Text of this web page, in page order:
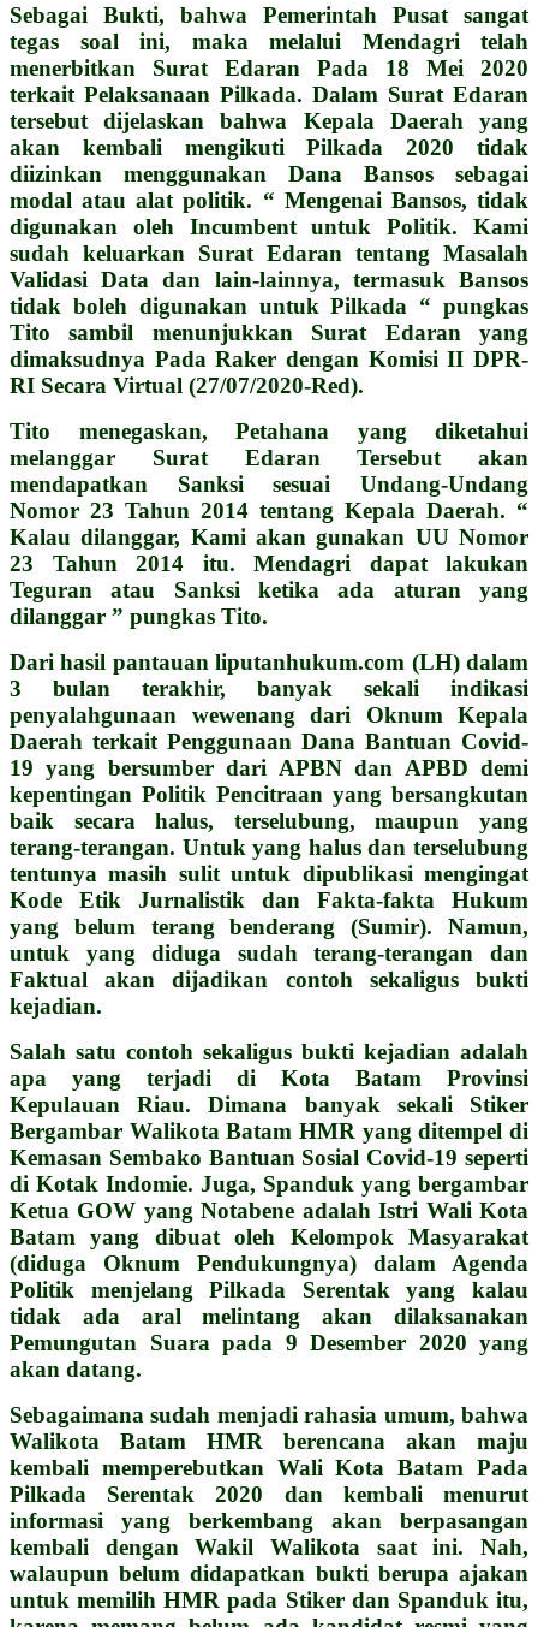
Sebagai Bukti, bahwa Pemerintah Pusat sangat
tegas soal ini, maka melalui Mendagri telah
menerbitkan Surat Edaran Pada 18 Mei 2020
terkait Pelaksanaan Pilkada. Dalam Surat Edaran
tersebut dijelaskan bahwa Kepala Daerah yang
akan kembali mengikuti Pilkada 2020 tidak
diizinkan menggunakan Dana Bansos sebagai
modal atau alat politik. “ Mengenai Bansos, tidak
digunakan oleh Incumbent untuk Politik. Kami
sudah keluarkan Surat Edaran tentang Masalah
Validasi Data dan lain-lainnya, termasuk Bansos
tidak boleh digunakan untuk Pilkada “ pungkas
Tito sambil menunjukkan Surat Edaran yang
dimaksudnya Pada Raker dengan Komisi II DPR-
RI Secara Virtual (27/07/2020-Red).
Tito menegaskan, Petahana yang diketahui
melanggar Surat Edaran Tersebut akan
mendapatkan Sanksi sesuai Undang-Undang
Nomor 23 Tahun 2014 tentang Kepala Daerah. “
Kalau dilanggar, Kami akan gunakan UU Nomor
23 Tahun 2014 itu. Mendagri dapat lakukan
Teguran atau Sanksi ketika ada aturan yang
dilanggar ” pungkas Tito.
Dari hasil pantauan liputanhukum.com (LH) dalam
3 bulan terakhir, banyak sekali indikasi
penyalahgunaan wewenang dari Oknum Kepala
Daerah terkait Penggunaan Dana Bantuan Covid-
19 yang bersumber dari APBN dan APBD demi
kepentingan Politik Pencitraan yang bersangkutan
baik secara halus, terselubung, maupun yang
terang-terangan. Untuk yang halus dan terselubung
tentunya masih sulit untuk dipublikasi mengingat
Kode Etik Jurnalistik dan Fakta-fakta Hukum
yang belum terang benderang (Sumir). Namun,
untuk yang diduga sudah terang-terangan dan
Faktual akan dijadikan contoh sekaligus bukti
kejadian.
Salah satu contoh sekaligus bukti kejadian adalah
apa yang terjadi di Kota Batam Provinsi
Kepulauan Riau. Dimana banyak sekali Stiker
Bergambar Walikota Batam HMR yang ditempel di
Kemasan Sembako Bantuan Sosial Covid-19 seperti
di Kotak Indomie. Juga, Spanduk yang bergambar
Ketua GOW yang Notabene adalah Istri Wali Kota
Batam yang dibuat oleh Kelompok Masyarakat
(diduga Oknum Pendukungnya) dalam Agenda
Politik menjelang Pilkada Serentak yang kalau
tidak ada aral melintang akan dilaksanakan
Pemungutan Suara pada 9 Desember 2020 yang
akan datang.
Sebagaimana sudah menjadi rahasia umum, bahwa
Walikota Batam HMR berencana akan maju
kembali memperebutkan Wali Kota Batam Pada
Pilkada Serentak 2020 dan kembali menurut
informasi yang berkembang akan berpasangan
kembali dengan Wakil Walikota saat ini. Nah,
walaupun belum didapatkan bukti berupa ajakan
untuk memilih HMR pada Stiker dan Spanduk itu,